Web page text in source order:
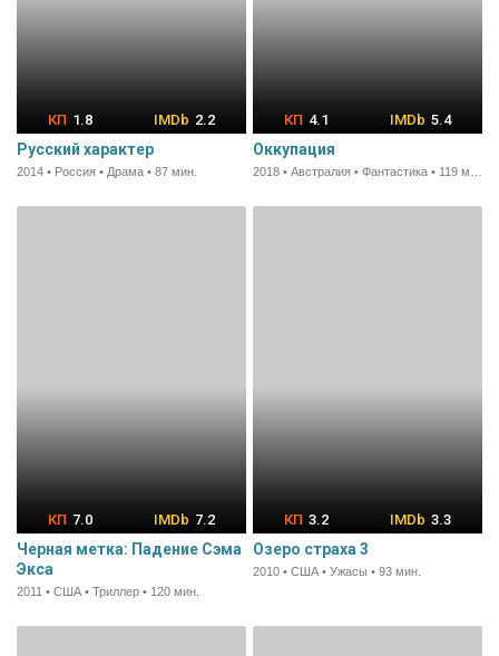
1.8 2.2
Русский характер
2014 • Россия • Драма • 87 мин.
4.1 5.4
Оккупация
7.0 7.2
Черная метка: Падение Сэма
Экса
2011 • США • Триллер • 120 мин.
3.2 3.3
Озеро страха 3
2010 • США • Ужасы • 93 мин.